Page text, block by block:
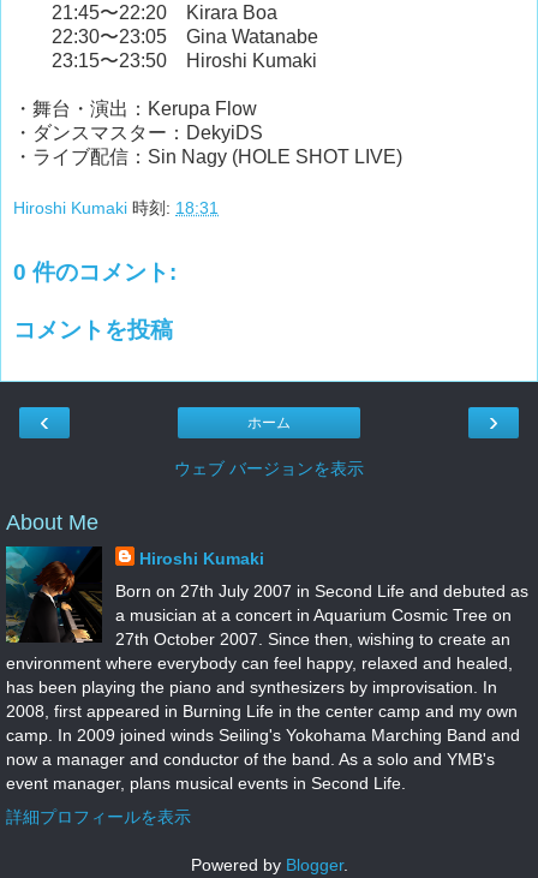
21:45〜22:20 Kirara Boa
22:30〜23:05 Gina Watanabe
23:15〜23:50 Hiroshi Kumaki
・舞台・演出：Kerupa Flow
・ダンスマスター：DekyiDS
・ライブ配信：Sin Nagy (HOLE SHOT LIVE)
Hiroshi Kumaki 時刻: 18:31
0 件のコメント:
コメントを投稿
‹ ›
ホーム
ウェブ バージョンを表示
About Me
Hiroshi Kumaki
Born on 27th July 2007 in Second Life and debuted as
a musician at a concert in Aquarium Cosmic Tree on
27th October 2007. Since then, wishing to create an
environment where everybody can feel happy, relaxed and healed,
has been playing the piano and synthesizers by improvisation. In
2008, first appeared in Burning Life in the center camp and my own
camp. In 2009 joined winds Seiling's Yokohama Marching Band and
now a manager and conductor of the band. As a solo and YMB's
event manager, plans musical events in Second Life.
詳細プロフィールを表示
Powered by Blogger.